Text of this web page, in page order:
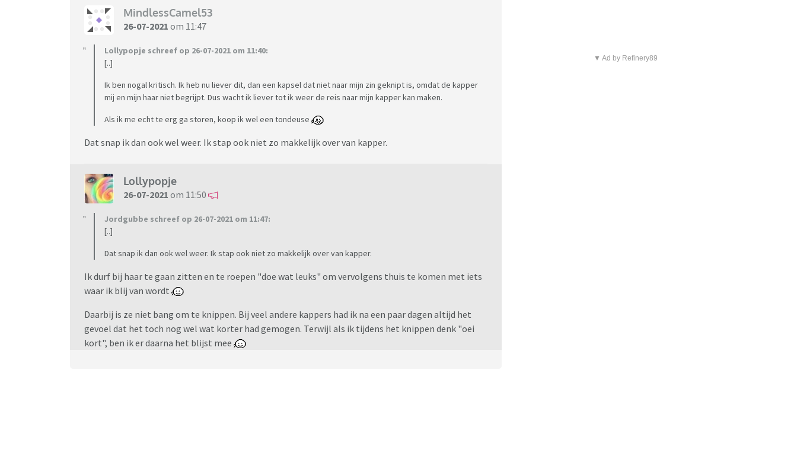
MindlessCamel53
26-07-2021 om 11:47
Lollypopje schreef op 26-07-2021 om 11:40:
[..]
Ik ben nogal kritisch. Ik heb nu liever dit, dan een kapsel dat niet naar mijn zin geknipt is, omdat de kapper
mij en mijn haar niet begrijpt. Dus wacht ik liever tot ik weer de reis naar mijn kapper kan maken.
Als ik me echt te erg ga storen, koop ik wel een tondeuse
Dat snap ik dan ook wel weer. Ik stap ook niet zo makkelijk over van kapper.
Lollypopje
26-07-2021 om 11:50
Jordgubbe schreef op 26-07-2021 om 11:47:
[..]
Dat snap ik dan ook wel weer. Ik stap ook niet zo makkelijk over van kapper.
Ik durf bij haar te gaan zitten en te roepen "doe wat leuks" om vervolgens thuis te komen met iets
waar ik blij van wordt
Daarbij is ze niet bang om te knippen. Bij veel andere kappers had ik na een paar dagen altijd het
gevoel dat het toch nog wel wat korter had gemogen. Terwijl als ik tijdens het knippen denk "oei
kort", ben ik er daarna het blijst mee
▼ Ad by Refinery89